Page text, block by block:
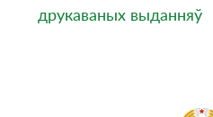
друкаваных выданняў